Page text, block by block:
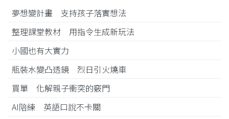
夢想變計畫 支持孩子落實想法
整理課堂教材 用指令生成新玩法
小國也有大實力
瓶裝水變凸透鏡 烈日引火燒車
買單 化解親子衝突的竅門
AI陪練 英語口說不卡關